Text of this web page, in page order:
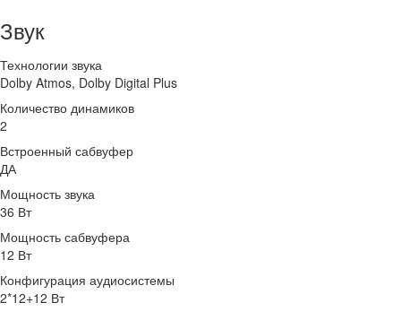
Звук
Технологии звука
Dolby Atmos, Dolby Digital Plus
Количество динамиков
2
Встроенный сабвуфер
ДА
Мощность звука
36 Вт
Мощность сабвуфера
12 Вт
Конфигурация аудиосистемы
2*12+12 Вт